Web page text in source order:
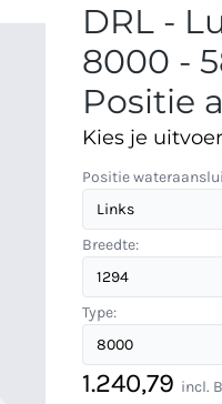
DRL -
8000 -
Positie
Kies je
Positie
Breedte:
Type:
1.240,79 incl.